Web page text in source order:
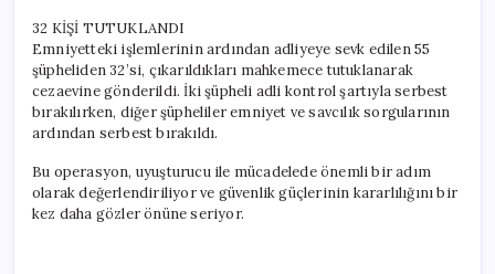
32 KİŞİ TUTUKLANDI
Emniyetteki işlemlerinin ardından adliyeye sevk edilen 55
şüpheliden 32’si, çıkarıldıkları mahkemece tutuklanarak
cezaevine gönderildi. İki şüpheli adli kontrol şartıyla serbest
bırakılırken, diğer şüpheliler emniyet ve savcılık sorgularının
ardından serbest bırakıldı.
Bu operasyon, uyuşturucu ile mücadelede önemli bir adım
olarak değerlendiriliyor ve güvenlik güçlerinin kararlılığını bir
kez daha gözler önüne seriyor.